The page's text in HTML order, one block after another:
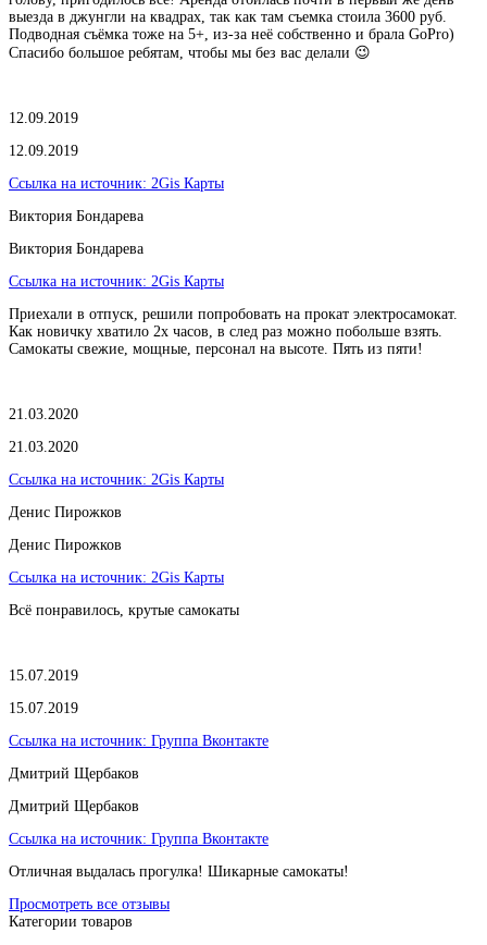
выезда в джунгли на квадрах, так как там съемка стоила 3600 руб.
Подводная съёмка тоже на 5+, из-за неё собственно и брала GoPro)
Спасибо большое ребятам, чтобы мы без вас делали 😉
12.09.2019
12.09.2019
Ссылка на источник: 2Gis Карты
Виктория Бондарева
Виктория Бондарева
Ссылка на источник: 2Gis Карты
Приехали в отпуск, решили попробовать на прокат электросамокат.
Как новичку хватило 2х часов, в след раз можно побольше взять.
Самокаты свежие, мощные, персонал на высоте. Пять из пяти!
21.03.2020
21.03.2020
Ссылка на источник: 2Gis Карты
​Денис Пирожков
​Денис Пирожков
Ссылка на источник: 2Gis Карты
Всё понравилось, крутые самокаты
15.07.2019
15.07.2019
Ссылка на источник: Группа Вконтакте
Дмитрий Щербаков
Дмитрий Щербаков
Ссылка на источник: Группа Вконтакте
Отличная выдалась прогулка! Шикарные самокаты!
Просмотреть все отзывы
Категории товаров